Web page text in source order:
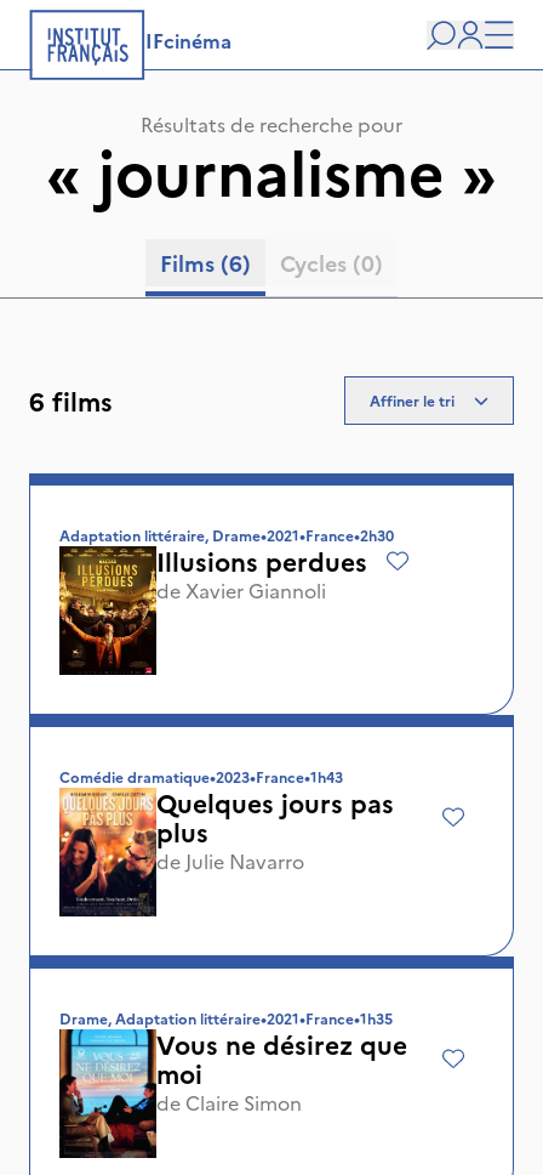
IFcinéma
user
Résultats de recherche pour
« journalisme »
Films (6) Cycles (0)
6 films Affiner le tri
Adaptation littéraire, Drame•2021•France•2h30
Illusions perdues
de Xavier Giannoli
Comédie dramatique•2023•France•1h43
Quelques jours pas
plus
de Julie Navarro
Drame, Adaptation littéraire•2021•France•1h35
Vous ne désirez que
moi
de Claire Simon